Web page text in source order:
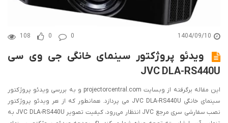
1404/09/10
108 0 0
ویدئو پروژکتور سینمای خانگی جی وی سی
JVC DLA-RS440U
این مقاله برگرفته از وبسایت projectorcentral.com و به بررسی ویدئو پروژکتور
سینمای خانگی JVC DLA-RS440U می پردازد. همانطور که از هر ویدئو پروژکتور
نصب سفارشی سری مرجع JVC انتظار می‌رود، کیفیت تصویر JVC DLA-RS440U به